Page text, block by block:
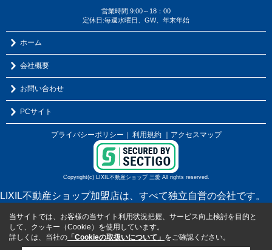
営業時間:9:00～18：00
定休日:毎週水曜日、GW、年末年始
ホーム
会社概要
お問い合わせ
PCサイト
プライバシーポリシー ｜ 利用規約 ｜アクセスマップ
Copyright(c) LIXIL不動産ショップ 三愛 All rights reserved.
LIXIL不動産ショップ加盟店は、すべて独立自営の会社です。
当サイトでは、お客様の当サイト利用状況把握、サービス向上検討を目的と
して、クッキー（Cookie）を使用しています。
詳しくは、当社の 「Cookieの取扱いについて」 をご確認ください。